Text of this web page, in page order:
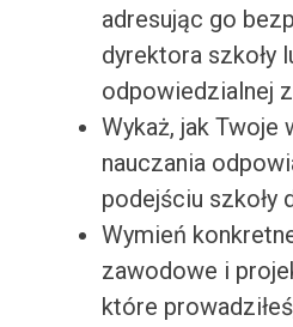
adresując go
dyrektora szkoły
odpowiedzialnej
Wykaż, jak
nauczania
podejściu szkoły
Wymień
zawodowe i
które